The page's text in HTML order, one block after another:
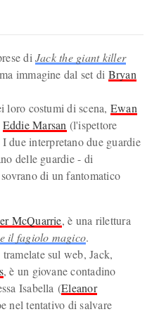
diJack the giant killer
immagine dal set di Bryan
loro costumi di scena, Ewan
Eddie Marsan (l'ispettore
due interpretano due guardie
delle guardie - di
di un fantomatico
McQuarrie, è una rilettura
il fagiolo magico.
sul web, Jack,
, è un giovane contadino
Isabella (Eleanor
nel tentativo di salvare